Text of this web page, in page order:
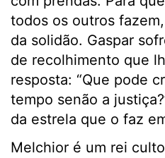
todos os outros
da solidão. Gaspar
de recolhimento que
resposta: “Que pode
tempo senão a
da estrela que o faz
Melchior é um rei